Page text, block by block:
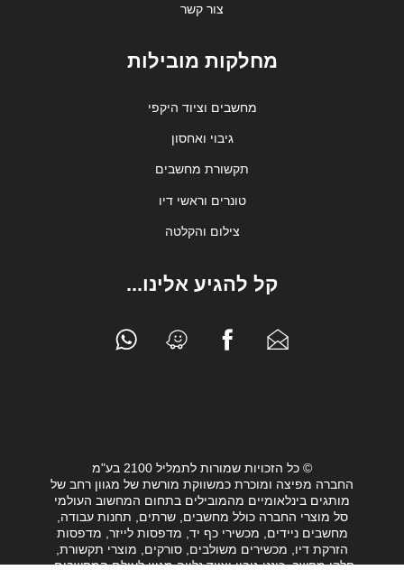
צור קשר
מחלקות מובילות
מחשבים וציוד היקפי
גיבוי ואחסון
תקשורת מחשבים
טונרים וראשי דיו
צילום והקלטה
קל להגיע אלינו...
© כל הזכויות שמורות לתמליל 2100 בע"מ
החברה מפיצה ומוכרת כמשווקת מורשת של מגוון רחב של
מותגים בינלאומיים מהמובילים בתחום המחשוב העולמי
סל מוצרי החברה כולל מחשבים, שרתים, תחנות עבודה,
מחשבים ניידים, מכשירי כף יד, מדפסות לייזר, מדפסות
הזרקת דיו, מכשירים משולבים, סורקים, מוצרי תקשורת,
חלקי מחשב, כונני גיבוי וציוד נלווה מגוון לעולם המחשבים.